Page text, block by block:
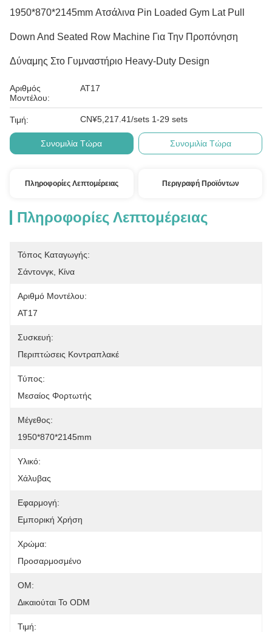
1950*870*2145mm Ατσάλινα Pin Loaded Gym Lat Pull
Down And Seated Row Machine Για Την Προπόνηση
Δύναμης Στο Γυμναστήριο Heavy-Duty Design
Αριθμός
Μοντέλου:
ΑΤ17
Τιμή: CN¥5,217.41/sets 1-29 sets
Συνομιλία Τώρα Συνομιλία Τώρα
Πληροφορίες Λεπτομέρειας Περιγραφή Προϊόντων
Πληροφορίες Λεπτομέρειας
Τόπος Καταγωγής:
Σάντονγκ, Κίνα
Αριθμό Μοντέλου:
ΑΤ17
Συσκευή:
Περιπτώσεις Κοντραπλακέ
Τύπος:
Μεσαίος Φορτωτής
Μέγεθος:
1950*870*2145mm
Υλικό:
Χάλυβας
Εφαρμογή:
Εμπορική Χρήση
Χρώμα:
Προσαρμοσμένο
ΟΜ:
Δικαιούται Το ODM
Τιμή: